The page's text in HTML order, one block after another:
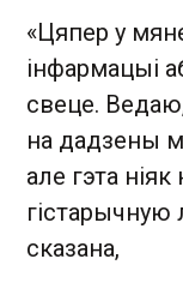
«Цяпер у
інфармацыі
свеце.
на дадзены
але гэта
гістарычную
сказана,